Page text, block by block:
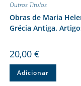
Outros Títulos
Obras de Maria
Grécia Antiga.
20,00 €
Adicionar